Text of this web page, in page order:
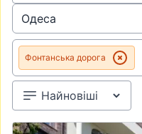
Фонтанська дорога